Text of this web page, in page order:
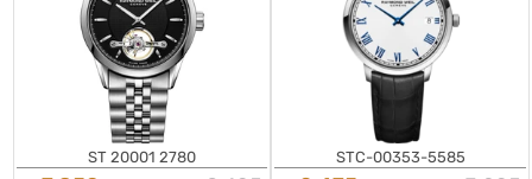
5585-STC-00353
2780 ST 20001